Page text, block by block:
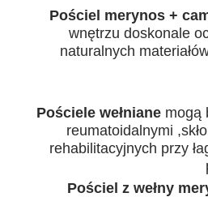
Pościel merynos +
wnętrzu doskonale
naturalnych
Pościele wełnianemogą
reumatoidalnymi
rehabilitacyjnych przy
Pościel z wełny